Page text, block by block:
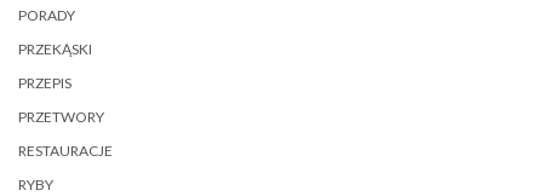
PORADY
PRZEKĄSKI
PRZEPIS
PRZETWORY
RESTAURACJE
RYBY